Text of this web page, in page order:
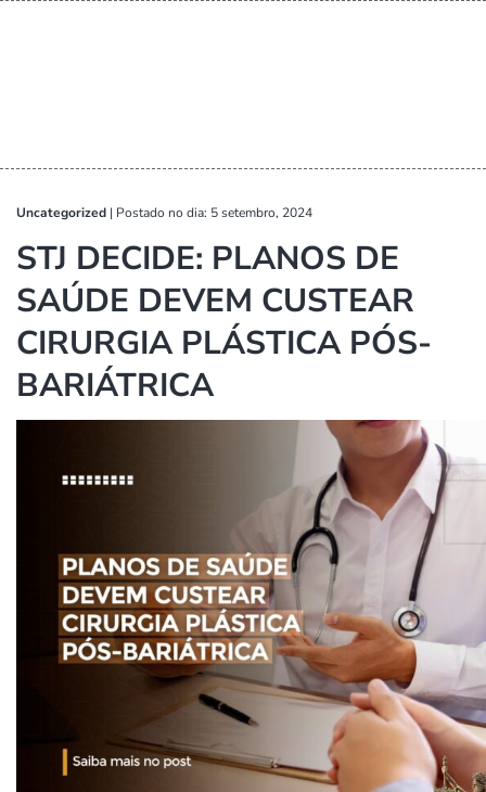
Uncategorized | Postado no dia: 5 setembro, 2024
STJ DECIDE: PLANOS DE
SAÚDE DEVEM CUSTEAR
CIRURGIA PLÁSTICA PÓS-
BARIÁTRICA